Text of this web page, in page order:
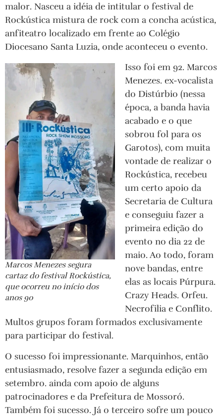
malor. Nasceu a idéia de intitular o festival de
Rockústica mistura de rock com a concha acústica,
anfiteatro localizado em frente ao Colégio
Diocesano Santa Luzia, onde aconteceu o evento.
Marcos Menezes segura
cartaz do festival Rockústica,
que ocorreu no início dos
anos 90
Isso foi em 92. Marcos
Menezes. ex-vocalista
do Distúrbio (nessa
época, a banda havia
acabado e o que
sobrou fol para os
Garotos), com muita
vontade de realizar o
Rockústica, recebeu
um certo apoio da
Secretaria de Cultura
e conseguiu fazer a
primeira edição do
evento no dia 22 de
maio. Ao todo, foram
nove bandas, entre
elas as locais Púrpura.
Crazy Heads. Orfeu.
Necrofilia e Conflito.
Multos grupos foram formados exclusivamente
para participar do festival.
O sucesso foi impressionante. Marquinhos, então
entusiasmado, resolve fazer a segunda edição em
setembro. ainda com apoio de alguns
patrocinadores e da Prefeitura de Mossoró.
Também foi sucesso. Já o terceiro sofre um pouco